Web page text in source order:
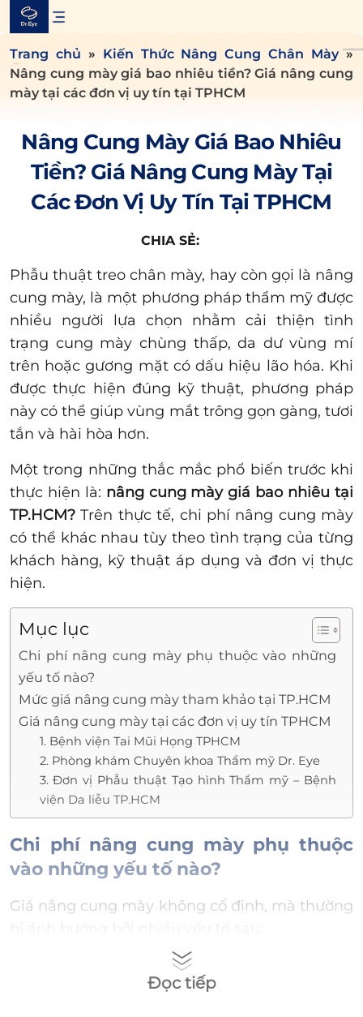
Skip
content
Trang chủ » Kiến Thức Nâng Cung Chân Mày»
Nâng cung mày giá bao nhiêu tiền? Giá nâng cung
mày tại các đơn vị uy tín tại TPHCM
Nâng Cung Mày Giá Bao Nhiêu
Tiền? Giá Nâng Cung Mày Tại
Các Đơn Vị Uy Tín Tại TPHCM
CHIA SẺ:
Phẫu thuật treo chân mày, hay còn gọi là nâng
cung mày, là một phương pháp thẩm mỹ được
nhiều người lựa chọn nhằm cải thiện tình
trạng cung mày chùng thấp, da dư vùng mí
trên hoặc gương mặt có dấu hiệu lão hóa. Khi
được thực hiện đúng kỹ thuật, phương pháp
này có thể giúp vùng mắt trông gọn gàng, tươi
tắn và hài hòa hơn.
Một trong những thắc mắc phổ biến trước khi
thực hiện là: nâng cung mày giá bao nhiêu tại
TP.HCM? Trên thực tế, chi phí nâng cung mày
có thể khác nhau tùy theo tình trạng của từng
khách hàng, kỹ thuật áp dụng và đơn vị thực
hiện.
Mục lục
Chi phí nâng cung mày phụ thuộc vào những
yếu tố nào?
Mức giá nâng cung mày tham khảo tại TP.HCM
Giá nâng cung mày tại các đơn vị uy tín TPHCM
1. Bệnh viện Tai Mũi Họng TPHCM
2. Phòng khám Chuyên khoa Thẩm mỹ Dr. Eye
3. Đơn vị Phẫu thuật Tạo hình Thẩm mỹ – Bệnh
viện Da liễu TP.HCM
Chi phí nâng cung mày phụ thuộc
vào những yếu tố nào?
Giá nâng cung mày không cố định, mà thường
Mỗi phương pháp nâng cung mày sẽ có mức
Đọc tiếp